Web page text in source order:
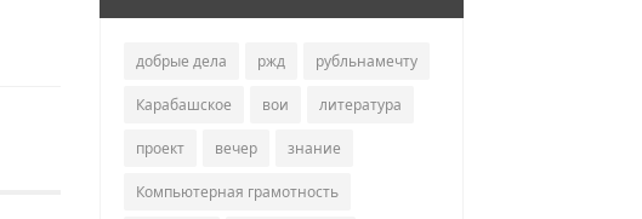
добрые дела ржд рубльнамечту
Карабашское вои литература
проект вечер знание
Компьютерная грамотность